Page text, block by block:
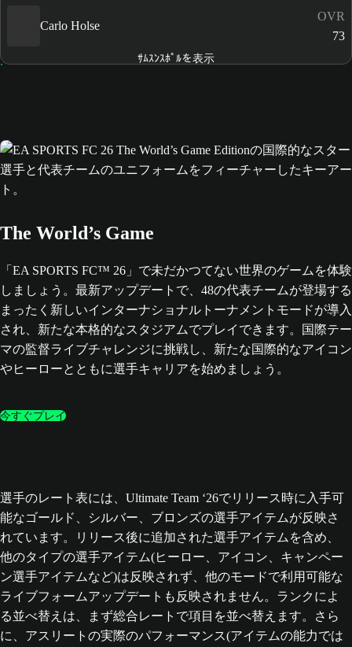
Carlo Holse
OVR
73
ｻﾑｽﾝｽﾎﾟﾙを表示
The World’s Game
「EA SPORTS FC™ 26」で未だかつてない世界のゲームを体験
しましょう。最新アップデートで、48の代表チームが登場する
まったく新しいインターナショナルトーナメントモードが導入
され、新たな本格的なスタジアムでプレイできます。国際テー
マの監督ライブチャレンジに挑戦し、新たな国際的なアイコン
やヒーローとともに選手キャリアを始めましょう。
今すぐプレイ
選手のレート表には、Ultimate Team ‘26でリリース時に入手可
能なゴールド、シルバー、ブロンズの選手アイテムが反映さ
れています。リリース後に追加された選手アイテムを含め、
他のタイプの選手アイテム(ヒーロー、アイコン、キャンペー
ン選手アイテムなど)は反映されず、他のモードで利用可能な
ライブフォームアップデートも反映されません。ランクによ
る並べ替えは、まず総合レートで項目を並べ替えます。さら
に、アスリートの実際のパフォーマンス(アイテムの能力では